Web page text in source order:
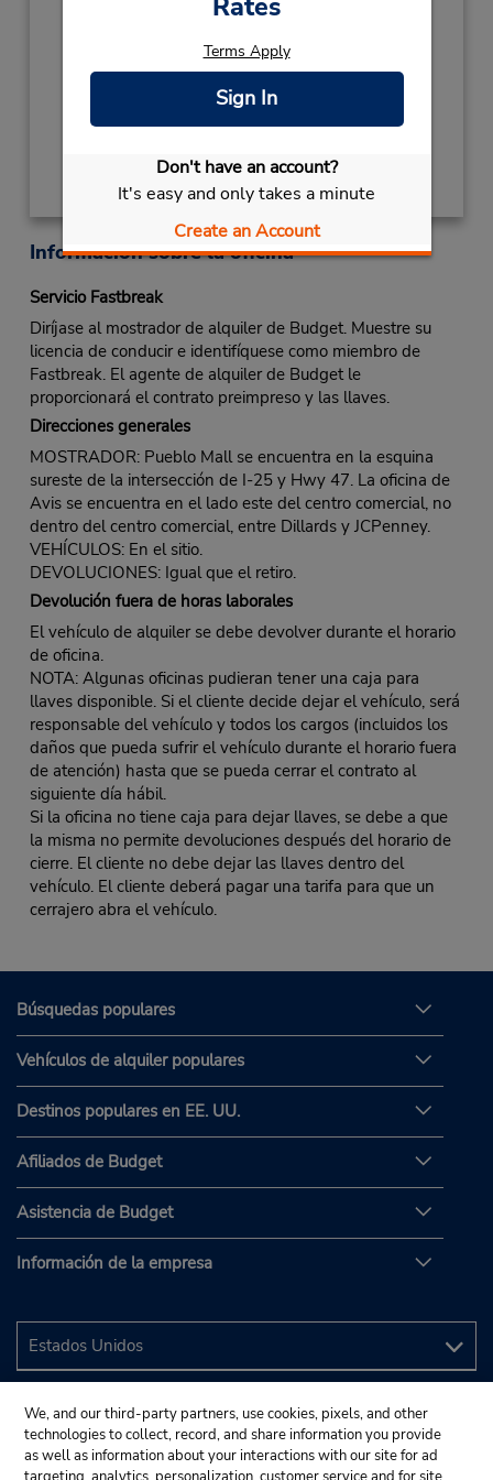
Rates
Terms Apply
Sign In
Don't have an account?
It's easy and only takes a minute
Create an Account
NEW YEARS DAY January 1 closed
Ubicación para depositar llaves
Obtener direcciones
Información sobre la oficina
Servicio Fastbreak
Diríjase al mostrador de alquiler de Budget. Muestre su
licencia de conducir e identifíquese como miembro de
Fastbreak. El agente de alquiler de Budget le
proporcionará el contrato preimpreso y las llaves.
Direcciones generales
MOSTRADOR: Pueblo Mall se encuentra en la esquina
sureste de la intersección de I-25 y Hwy 47. La oficina de
Avis se encuentra en el lado este del centro comercial, no
dentro del centro comercial, entre Dillards y JCPenney.
VEHÍCULOS: En el sitio.
DEVOLUCIONES: Igual que el retiro.
Devolución fuera de horas laborales
El vehículo de alquiler se debe devolver durante el horario
de oficina.
NOTA: Algunas oficinas pudieran tener una caja para
llaves disponible. Si el cliente decide dejar el vehículo, será
responsable del vehículo y todos los cargos (incluidos los
daños que pueda sufrir el vehículo durante el horario fuera
de atención) hasta que se pueda cerrar el contrato al
siguiente día hábil.
Si la oficina no tiene caja para dejar llaves, se debe a que
la misma no permite devoluciones después del horario de
cierre. El cliente no debe dejar las llaves dentro del
vehículo. El cliente deberá pagar una tarifa para que un
cerrajero abra el vehículo.
Búsquedas populares
Vehículos de alquiler populares
Destinos populares en EE. UU.
Afiliados de Budget
Asistencia de Budget
Información de la empresa
We, and our third-party partners, use cookies, pixels, and other
technologies to collect, record, and share information you provide
as well as information about your interactions with our site for ad